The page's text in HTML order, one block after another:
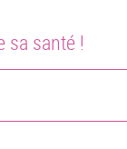
sa santé !